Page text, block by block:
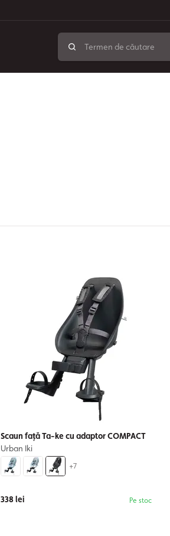
Scaun față Ta-ke cu adaptor COMPACT
Urban Iki
+7
338 lei Pe stoc